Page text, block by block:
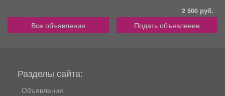
2 500 руб.
Все объявления Подать объявление
Разделы сайта:
Объявления